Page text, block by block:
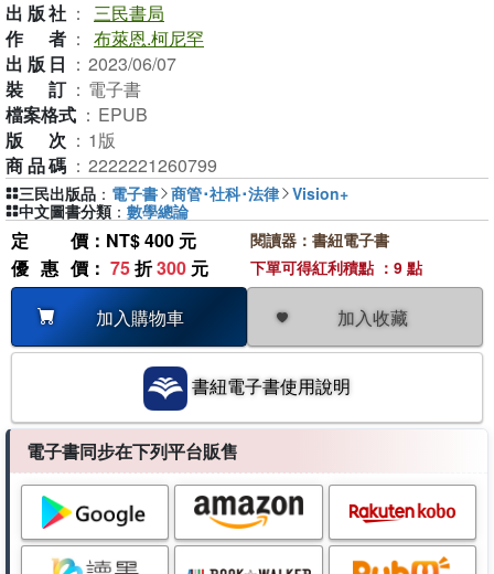
出版社 ： 三民書局
作者 ： 布萊恩.柯尼罕
出版日 ： 2023/06/07
裝訂 ： 電子書
檔案格式 ： EPUB
版次 ： 1版
商品碼 ： 2222221260799
定價 ：NT$ 400 元
優惠價 ： 75折300 元
加入購物車
加入收藏
閱讀器：書紐電子書
下單可得紅利積點 ：9 點
書紐電子書使用說明
三民出版品 ： 電子書 商管･社科･法律 Vision+
中文圖書分類 ： 數學總論
電子書同步在下列平台販售